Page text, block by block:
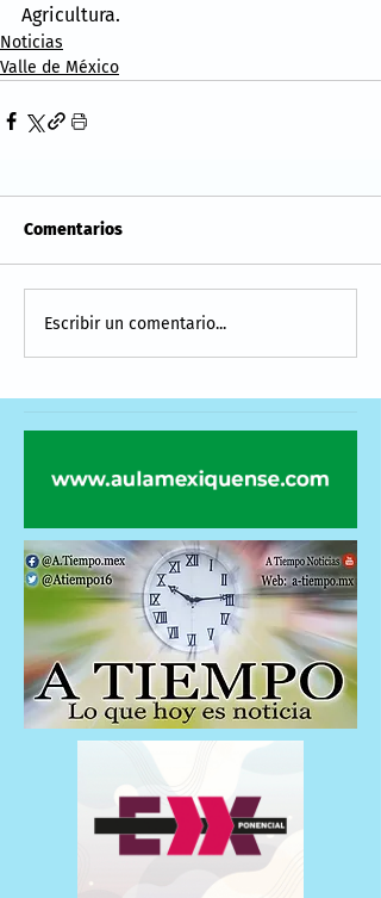
Agricultura.
Noticias
Valle de México
Comentarios
Escribir un comentario...